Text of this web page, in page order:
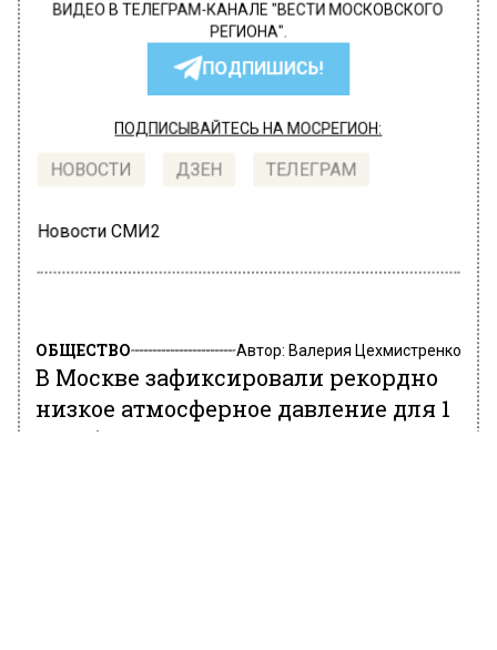
ВИДЕО В ТЕЛЕГРАМ-КАНАЛЕ "ВЕСТИ МОСКОВСКОГО
РЕГИОНА".
ПОДПИШИСЬ!
ПОДПИСЫВАЙТЕСЬ НА МОСРЕГИОН:
НОВОСТИ ДЗЕН ТЕЛЕГРАМ
Новости СМИ2
ОБЩЕСТВО Автор: Валерия Цехмистренко
В Москве зафиксировали рекордно
низкое атмосферное давление для 1
декабря